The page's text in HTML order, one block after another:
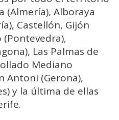
(Almería), Alboraya
Castellón, Gijón
(Pontevedra),
Las Palmas de
Mediano
Antoni (Gerona),
y la última de ellas